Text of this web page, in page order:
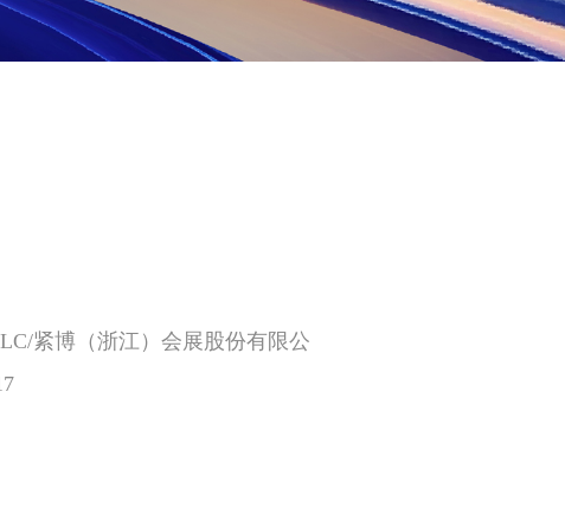
紧博（浙江）会展股份有限公